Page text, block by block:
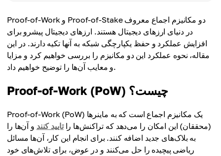
Proof-of-Work و Proof-of-Stake دو مکانیزم اجماع معروف
در دنیای ارزهای دیجیتال هستند. ارزهای دیجیتال پیشرو برای
افزایش عملکرد و حفظ یکپارچگی شبکه به آنها تکیه دارند. در این
مقاله، نحوه عملکرد این دو مکانیزم را بررسی خواهیم کرد و مزایا
و معایب آن‌ها را توضیح خواهیم داد.
Proof-of-Work (PoW) چیست؟
Proof-of-Work (PoW) یک مکانیزم اجماع است که به ماینرها
(محققان) این امکان را می‌دهد که تراکنش‌ها راتایید کنند و آن‌ها را
به بلاک‌های جدید اضافه کنند. برای انجام این کار، آن‌ها مسائل
ریاضی پیچیده را حل می‌کنند و در عوض، برای تلاش‌های خود